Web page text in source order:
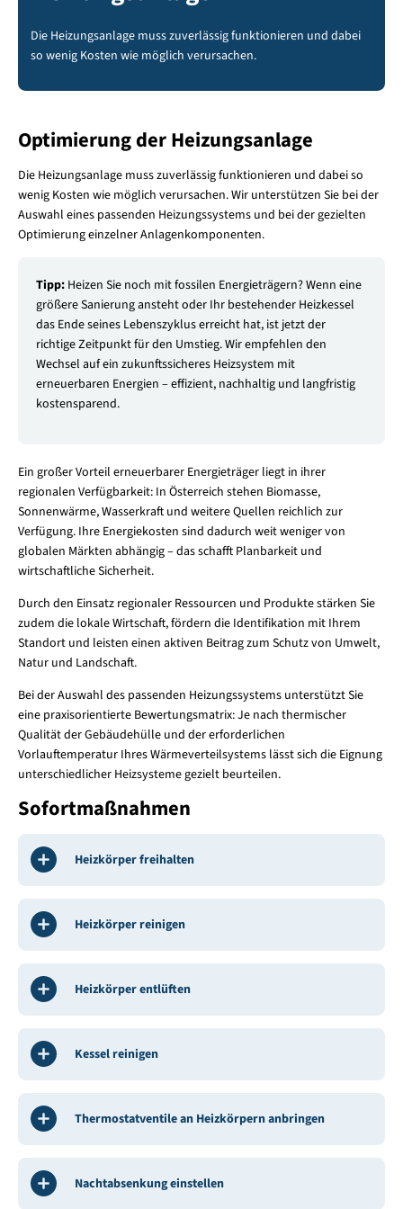
Die Heizungsanlage muss zuverlässig funktionieren und dabei
so wenig Kosten wie möglich verursachen.
Optimierung der Heizungsanlage
Die Heizungsanlage muss zuverlässig funktionieren und dabei so
wenig Kosten wie möglich verursachen. Wir unterstützen Sie bei der
Auswahl eines passenden Heizungssystems und bei der gezielten
Optimierung einzelner Anlagenkomponenten.
Tipp:Heizen Sie noch mit fossilen Energieträgern? Wenn eine
größere Sanierung ansteht oder Ihr bestehender Heizkessel
das Ende seines Lebenszyklus erreicht hat, ist jetzt der
richtige Zeitpunkt für den Umstieg. Wir empfehlen den
Wechsel auf ein zukunftssicheres Heizsystem mit
erneuerbaren Energien – effizient, nachhaltig und langfristig
kostensparend.
Ein großer Vorteil erneuerbarer Energieträger liegt in ihrer
regionalen Verfügbarkeit: In Österreich stehen Biomasse,
Sonnenwärme, Wasserkraft und weitere Quellen reichlich zur
Verfügung. Ihre Energiekosten sind dadurch weit weniger von
globalen Märkten abhängig – das schafft Planbarkeit und
wirtschaftliche Sicherheit.
Durch den Einsatz regionaler Ressourcen und Produkte stärken Sie
zudem die lokale Wirtschaft, fördern die Identifikation mit Ihrem
Standort und leisten einen aktiven Beitrag zum Schutz von Umwelt,
Natur und Landschaft.
Bei der Auswahl des passenden Heizungssystems unterstützt Sie
eine praxisorientierte Bewertungsmatrix: Je nach thermischer
Qualität der Gebäudehülle und der erforderlichen
Vorlauftemperatur Ihres Wärmeverteilsystems lässt sich die Eignung
unterschiedlicher Heizsysteme gezielt beurteilen.
Sofortmaßnahmen
Heizkörper freihalten
Heizkörper reinigen
Heizkörper entlüften
Kessel reinigen
Thermostatventile an Heizkörpern anbringen
Nachtabsenkung einstellen